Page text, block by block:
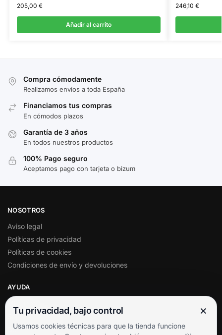
205,00 €
Añadir al carrito
246,10 €
Compra cómodamente
Realizamos envíos a toda España
Financiamos tus compras
En cómodos plazos
Garantía de 3 años
En todos nuestros productos
100% Pago seguro
Aceptamos pago con tarjeta o bizum
NOSOTROS
Aviso legal
Políticas de privacidad
Políticas de cookies
Condiciones de envío y devoluciones
AYUDA
Soporte al cliente
Contacto
Tu privacidad, bajo control ×
Usamos cookies técnicas para que la tienda funcione